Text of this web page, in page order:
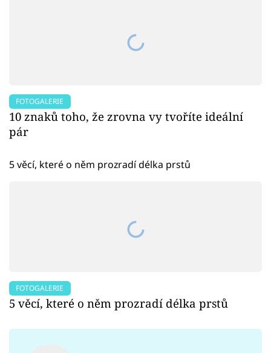
FOTOGALERIE
10 znaků toho, že zrovna vy tvoříte ideální
pár
5 věcí, které o něm prozradí délka prstů
FOTOGALERIE
5 věcí, které o něm prozradí délka prstů